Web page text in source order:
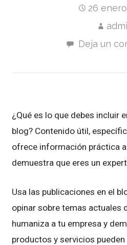
26
Deja un
¿Qué es lo que debes incluir
blog? Contenido útil,
ofrece información práctica
demuestra que eres un
Usa las publicaciones en el
opinar sobre temas actuales
humaniza a tu empresa y
productos y servicios pueden